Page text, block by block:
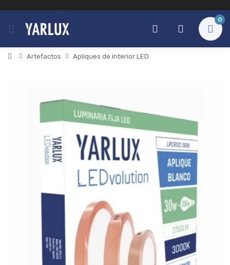
0
Artefactos Apliques de interior LED